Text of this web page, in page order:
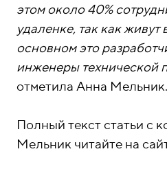
этом около 40%
удаленке, так как живут
основном это
инженеры технической
отметила Анна Мельник.
Полный текст статьи с
Мельник читайте на